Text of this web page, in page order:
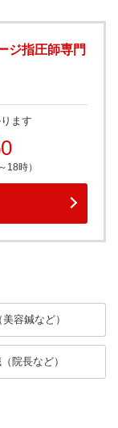
ジ指圧師専門
ます
18時）
容鍼など）
院長など）